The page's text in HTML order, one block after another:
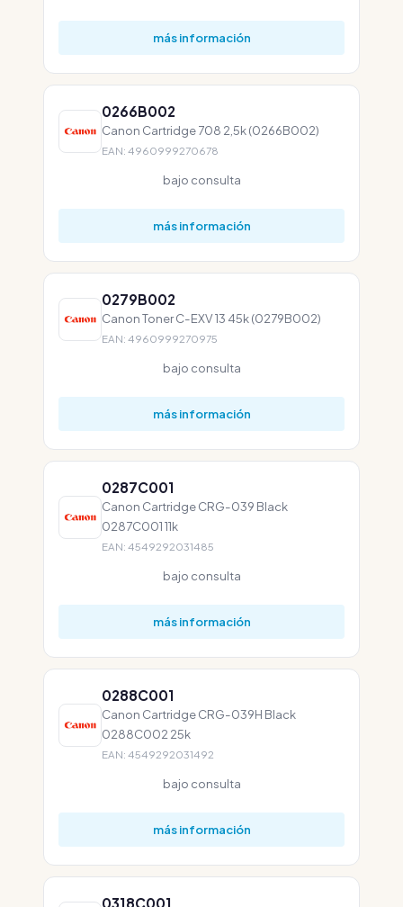
más información
0266B002
Canon Cartridge 708 2,5k (0266B002)
EAN: 4960999270678
bajo consulta
más información
0279B002
Canon Toner C-EXV 13 45k (0279B002)
EAN: 4960999270975
bajo consulta
más información
0287C001
Canon Cartridge CRG-039 Black
0287C001 11k
EAN: 4549292031485
bajo consulta
más información
0288C001
Canon Cartridge CRG-039H Black
0288C002 25k
EAN: 4549292031492
bajo consulta
más información
0318C001